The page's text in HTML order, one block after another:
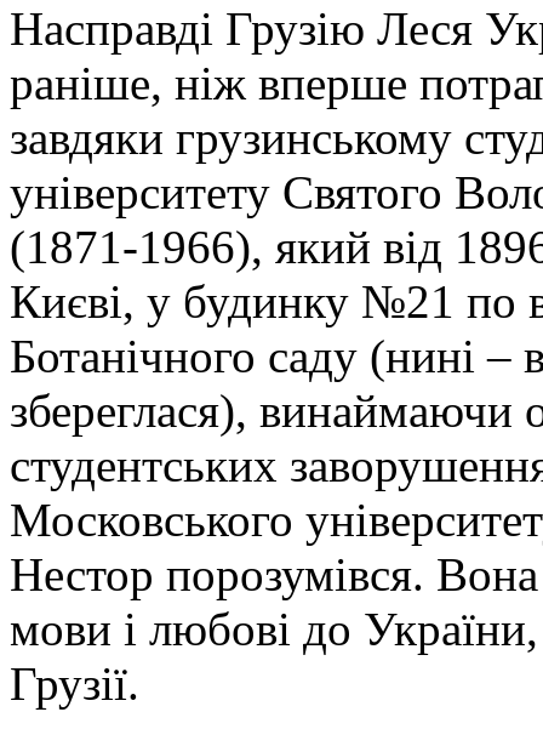
Насправді Грузію Леся
раніше, ніж вперше
завдяки грузинському
університету Святого
(1871-1966), який від
Києві, у будинку №21 по
Ботанічного саду (нині –
збереглася), винаймаючи
студентських
Московського
Нестор порозумівся.
мови і любові до України,
Грузії.